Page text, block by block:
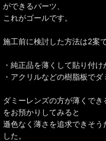
ができるパーツ、
これがゴールです。
施工前に検討した方法は2案で
・純正品を薄くして貼り付
・アクリルなどの樹脂板で
ダミーレンズの方が薄くで
をお預かりしてみると
遜色なく薄さを追求できそ
した。